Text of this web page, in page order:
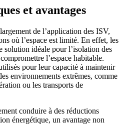
et avantages
de l’application des ISV,
où l’espace est limité. En effet, les
solution idéale pour l’isolation des
l’espace habitable.
pour leur capacité à maintenir
environnements extrêmes, comme
ou les transports de
conduire à des réductions
énergétique, un avantage non